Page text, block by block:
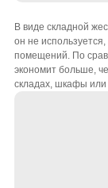
В виде складной
он не используется,
помещений. По
экономит больше,
складах, шкафы или